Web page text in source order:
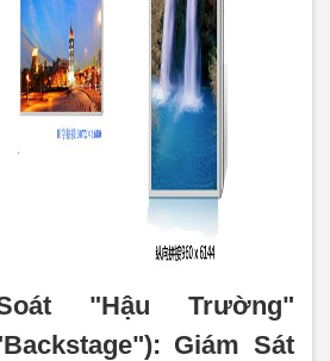
"Hậu Trường"
Giám Sát